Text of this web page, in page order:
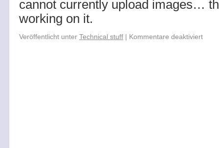
cannot currently upload images…
working on it.
Veröffentlicht unter Technical stuff | Kommentare deaktiviert